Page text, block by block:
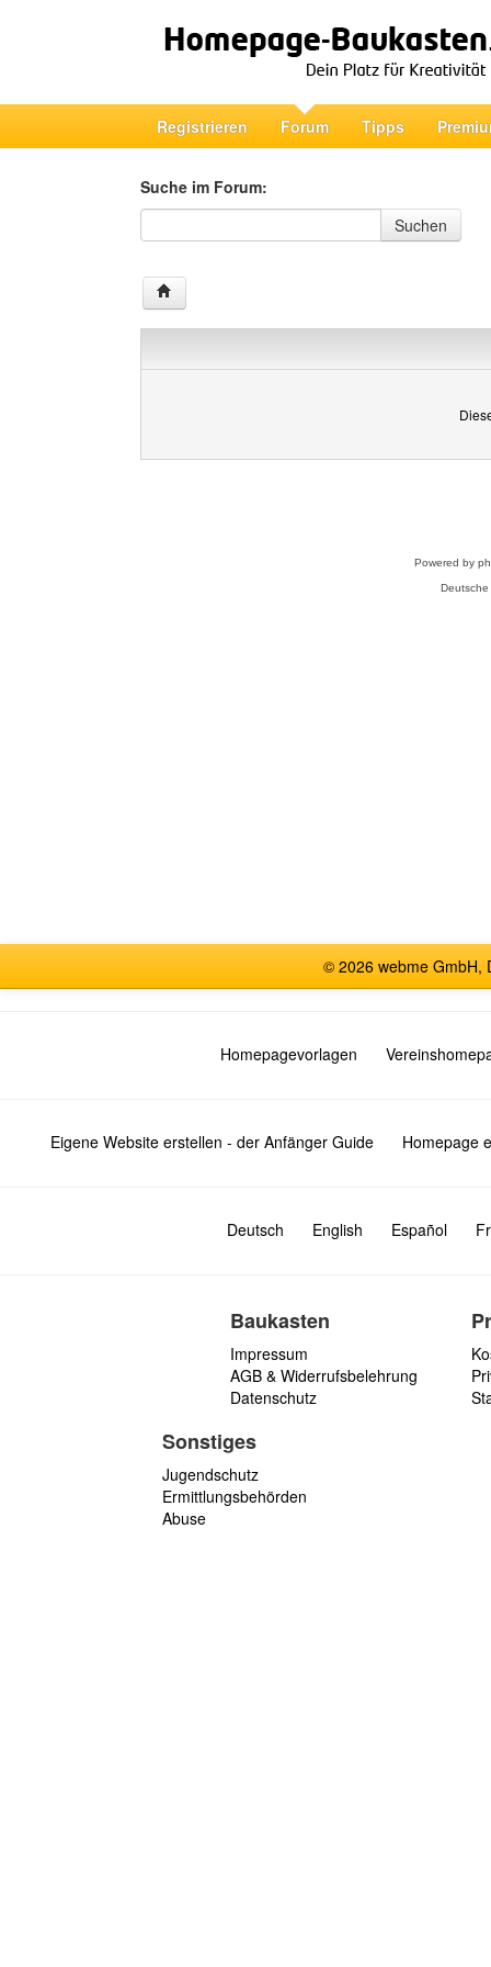
Registrieren Forum Tipps
Suche im Forum:
Suche im Forum
Suchen
Powered by
© 2026 webme GmbH,
Homepagevorlagen
Eigene Website erstellen - der Anfänger Guide Homepage
Deutsch English Español
Baukasten
Impressum
AGB & Widerrufsbelehrung
Datenschutz
Sonstiges
Jugendschutz
Ermittlungsbehörden
Abuse